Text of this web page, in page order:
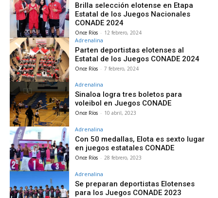
Brilla selección elotense en Etapa
Estatal de los Juegos Nacionales
CONADE 2024
Once Ríos - 12 febrero, 2024
Adrenalina
Parten deportistas elotenses al
Estatal de los Juegos CONADE 2024
Once Ríos - 7 febrero, 2024
Adrenalina
Sinaloa logra tres boletos para
voleibol en Juegos CONADE
Once Ríos - 10 abril, 2023
Adrenalina
Con 50 medallas, Elota es sexto lugar
en juegos estatales CONADE
Once Ríos - 28 febrero, 2023
Adrenalina
Se preparan deportistas Elotenses
para los Juegos CONADE 2023